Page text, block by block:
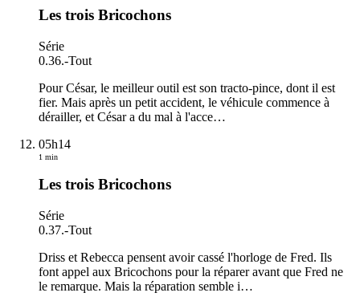
Les trois Bricochons
Série
0.36.-Tout
Pour César, le meilleur outil est son tracto-pince, dont il est
fier. Mais après un petit accident, le véhicule commence à
dérailler, et César a du mal à l'acce…
05h14
1 min
Les trois Bricochons
Série
0.37.-Tout
Driss et Rebecca pensent avoir cassé l'horloge de Fred. Ils
font appel aux Bricochons pour la réparer avant que Fred ne
le remarque. Mais la réparation semble i…